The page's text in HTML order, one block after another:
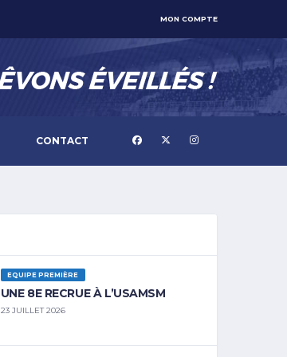
MON COMPTE
CONTACT
EQUIPE PREMIÈRE
UNE 8E RECRUE À L’USAMSM
23 JUILLET 2026